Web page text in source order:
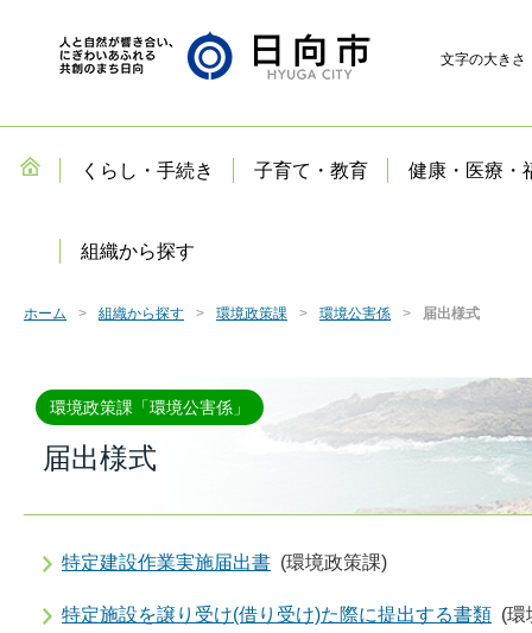
文字の大きさ
くらし・手続き 子育て・教育 健康・医療・
組織から探す
ホーム 組織から探す 環境政策課 環境公害係 届出様式
環境政策課「環境公害係」
届出様式
特定建設作業実施届出書 (環境政策課)
特定施設を譲り受け(借り受け)た際に提出する書類 (環